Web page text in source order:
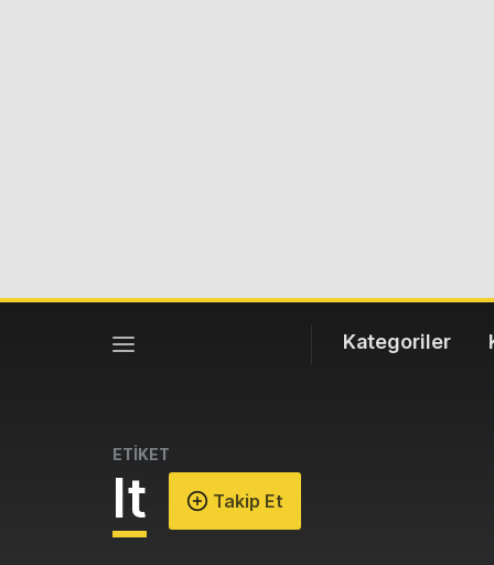
Kategoriler
ETİKET
It Takip Et